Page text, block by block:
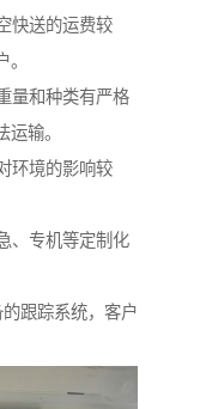
快送的运费较
量和种类有严格
输。
环境的影响较
、专机等定制化
跟踪系统，客户